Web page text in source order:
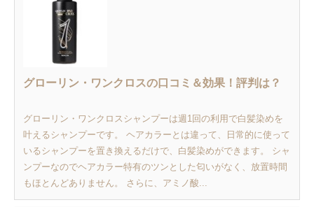
グローリン・ワンクロスの口コミ＆効果！評判は？
グローリン・ワンクロスシャンプーは週1回の利用で白髪染めを
叶えるシャンプーです。 ヘアカラーとは違って、日常的に使って
いるシャンプーを置き換えるだけで、白髪染めができます。 シャ
ンプーなのでヘアカラー特有のツンとした匂いがなく、放置時間
もほとんどありません。 さらに、アミノ酸...